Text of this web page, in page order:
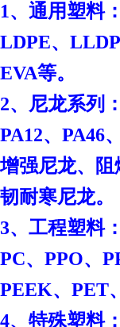
1、通用塑料
LDPE、
EVA等。
2、尼龙系列
PA12、PA46
增强尼龙、
韧耐寒尼龙。
3、工程塑料
PC、PPO、
PEEK、PET
4、特殊塑料